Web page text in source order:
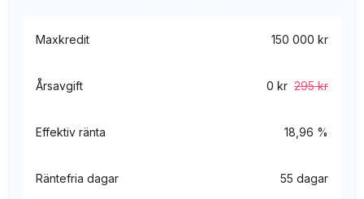
Maxkredit 150 000 kr
Årsavgift 0 kr 295 kr
Effektiv ränta 18,96 %
Räntefria dagar 55 dagar